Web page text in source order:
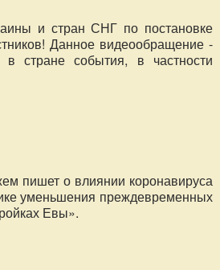
и стран СНГ по постановке
Данное видеообращение -
стране события, в частности
внимания и решения в МОЗ.
пишет о влиянии коронавируса
уменьшения преждевременных
Евы».